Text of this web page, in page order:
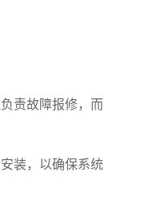
责故障报修，而
装，以确保系统